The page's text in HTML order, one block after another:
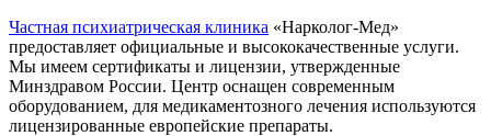
Частная психиатрическая клиника «Нарколог-Мед»
предоставляет официальные и высококачественные услуги.
Мы имеем сертификаты и лицензии, утвержденные
Минздравом России. Центр оснащен современным
оборудованием, для медикаментозного лечения используются
лицензированные европейские препараты.